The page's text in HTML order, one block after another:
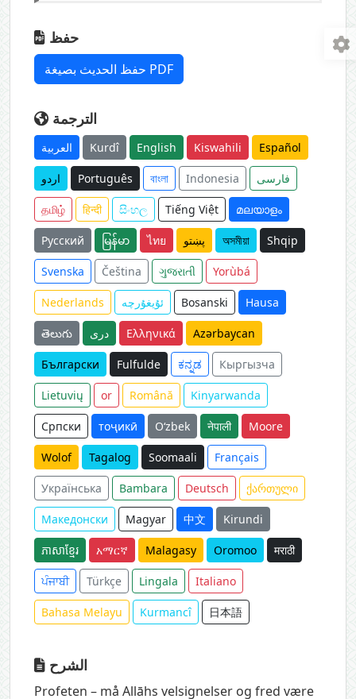
حفظ
حفظ الحديث بصيغة PDF
الترجمة
العربية Kurdî English Kiswahili Español
اردو Português বাংলা Indonesia فارسی
தமிழ் हिन्दी සිංහල Tiếng Việt മലയാളം
Русский မြန်မာ ไทย پښتو অসমীয়া Shqip
Svenska Čeština ગુજરાતી Yorùbá
Nederlands ئۇيغۇرچە Bosanski Hausa
తెలుగు دری Ελληνικά Azərbaycan
Български Fulfulde ಕನ್ನಡ Кыргызча
Lietuvių or Română Kinyarwanda
Српски тоҷикӣ O‘zbek नेपाली Moore
Wolof Tagalog Soomaali Français
Українська Bambara Deutsch ქართული
Македонски Magyar 中文 Kirundi
ភាសាខ្មែរ አማርኛ Malagasy Oromoo मराठी
ਪੰਜਾਬੀ Türkçe Lingala Italiano
Bahasa Melayu Kurmancî 日本語
الشرح
Profeten – må Allāhs velsignelser og fred være